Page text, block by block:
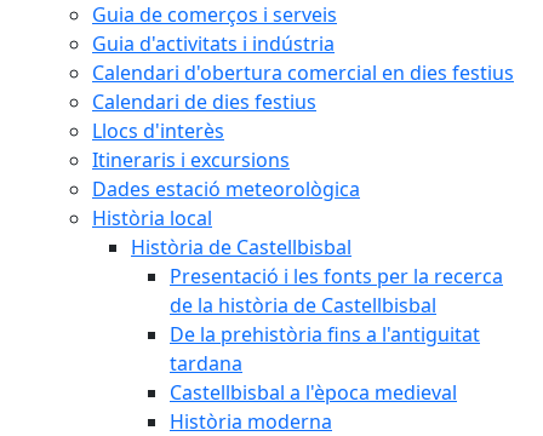
Guia de comerços i serveis
Guia d'activitats i indústria
Calendari d'obertura comercial en dies festius
Calendari de dies festius
Llocs d'interès
Itineraris i excursions
Dades estació meteorològica
Història local
Història de Castellbisbal
Presentació i les fonts per la recerca
de la història de Castellbisbal
De la prehistòria fins a l'antiguitat
tardana
Castellbisbal a l'època medieval
Història moderna